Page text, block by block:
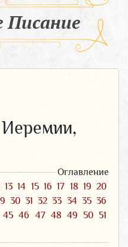
Писание
Оглавление
13 14 15 16 17 18 19 20
30 31 32 33 34 35 36
45 46 47 48 49 50 51